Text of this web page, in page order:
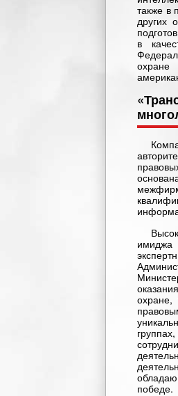
также в
других
в
охране
охране,
победе.